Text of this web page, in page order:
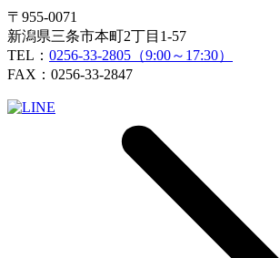
〒955-0071
新潟県三条市本町2丁目1-57
TEL： 0256-33-2805（9:00～17:30）
FAX：0256-33-2847